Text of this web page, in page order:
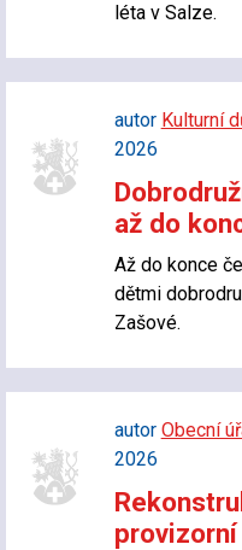
léta v Salze.
autor Kulturní
2026
až do
Až do konce
dětmi
Zašové.
autor Obecní
2026